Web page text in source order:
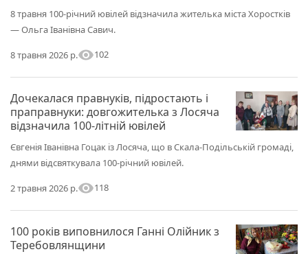
8 травня 100-річний ювілей відзначила жителька міста Хоростків
— Ольга Іванівна Савич.
8 травня 2026 р.visibility102
Дочекалася правнуків, підростають і
праправнуки: довгожителька з Лосяча
відзначила 100-літній ювілей
Євгенія Іванівна Гоцак із Лосяча, що в Скала-Подільській громаді,
днями відсвяткувала 100-річний ювілей.
2 травня 2026 р.visibility118
100 років виповнилося Ганні Олійник з
Теребовлянщини